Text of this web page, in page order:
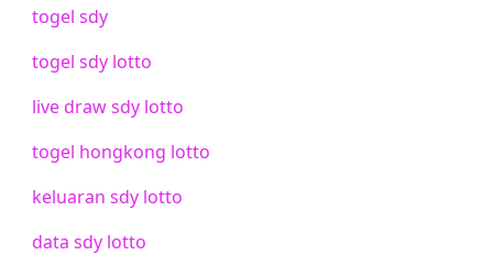
togel sdy
togel sdy lotto
live draw sdy lotto
togel hongkong lotto
keluaran sdy lotto
data sdy lotto